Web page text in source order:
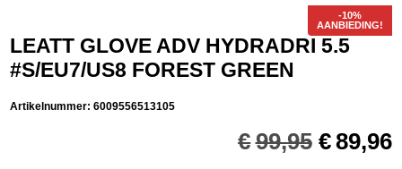
AANBIEDING!
LEATT GLOVE ADV HYDRADRI 5.5
#S/EU7/US8 FOREST GREEN
Artikelnummer:6009556513105
€99,95
prijs
€89,96